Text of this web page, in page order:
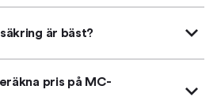
är bäst?
pris på MC-